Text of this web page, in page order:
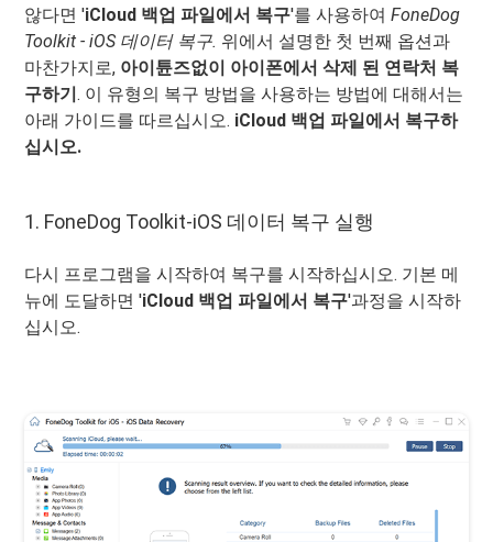
않다면 'iCloud 백업 파일에서 복구'를 사용하여FoneDog
Toolkit - iOS 데이터 복구. 위에서 설명한 첫 번째 옵션과
마찬가지로, 아이튠즈없이 아이폰에서 삭제 된 연락처 복
구하기. 이 유형의 복구 방법을 사용하는 방법에 대해서는
아래 가이드를 따르십시오. iCloud 백업 파일에서 복구하
십시오.
1. FoneDog Toolkit-iOS 데이터 복구 실행
다시 프로그램을 시작하여 복구를 시작하십시오. 기본 메
뉴에 도달하면 'iCloud 백업 파일에서 복구'과정을 시작하
십시오.